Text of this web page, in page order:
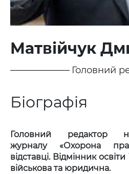
Матвійчук
Головний
Біографія
Головний редактор
журналу «Охорона
відставці. Відмінник
військова та юридична.